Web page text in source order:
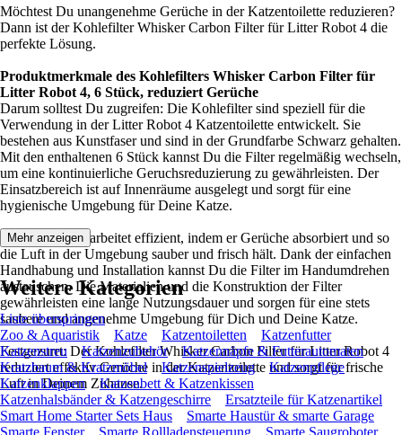
Möchtest Du unangenehme Gerüche in der Katzentoilette reduzieren?
Dann ist der Kohlefilter Whisker Carbon Filter für Litter Robot 4 die
perfekte Lösung.
Produktmerkmale des Kohlefilters Whisker Carbon Filter für
Litter Robot 4, 6 Stück, reduziert Gerüche
Darum solltest Du zugreifen: Die Kohlefilter sind speziell für die
Verwendung in der Litter Robot 4 Katzentoilette entwickelt. Sie
bestehen aus Kunstfaser und sind in der Grundfarbe Schwarz gehalten.
Mit den enthaltenen 6 Stück kannst Du die Filter regelmäßig wechseln,
um eine kontinuierliche Geruchsreduzierung zu gewährleisten. Der
Einsatzbereich ist auf Innenräume ausgelegt und sorgt für eine
hygienische Umgebung für Deine Katze.
Der Kohlefilter arbeitet effizient, indem er Gerüche absorbiert und so
die Luft in der Umgebung sauber und frisch hält. Dank der einfachen
Handhabung und Installation kannst Du die Filter im Handumdrehen
austauschen. Die Materialien und die Konstruktion der Filter
gewährleisten eine lange Nutzungsdauer und sorgen für eine stets
saubere und angenehme Umgebung für Dich und Deine Katze.
Festgezurrt: Der Kohlefilter Whisker Carbon Filter für Litter Robot 4
reduziert effektiv Gerüche in der Katzentoilette und sorgt für frische
Luft in Deinem Zuhause.
Mehr anzeigen
Weitere Kategorien
Liste überspringen
Zoo & Aquaristik
Katze Katzentoiletten
Katzenfutter
Katzenstreu
Katzenzubehör
Katzennäpfe & Futterautomaten
Kratzbaum & Kratzmöbel
Katzenspielzeug
Katzenpflege
Katzenklappen
Katzenbett & Katzenkissen
Katzenhalsbänder & Katzengeschirre
Ersatzteile für Katzenartikel
Smart Home Starter Sets Haus
Smarte Haustür & smarte Garage
Smarte Fenster
Smarte Rollladensteuerung Smarte Saugroboter